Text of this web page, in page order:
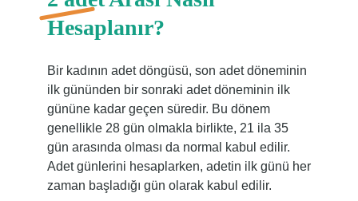
Hesaplanır?
Bir kadının adet döngüsü, son adet döneminin
ilk gününden bir sonraki adet döneminin ilk
gününe kadar geçen süredir. Bu dönem
genellikle 28 gün olmakla birlikte, 21 ila 35
gün arasında olması da normal kabul edilir.
Adet günlerini hesaplarken, adetin ilk günü her
zaman başladığı gün olarak kabul edilir.